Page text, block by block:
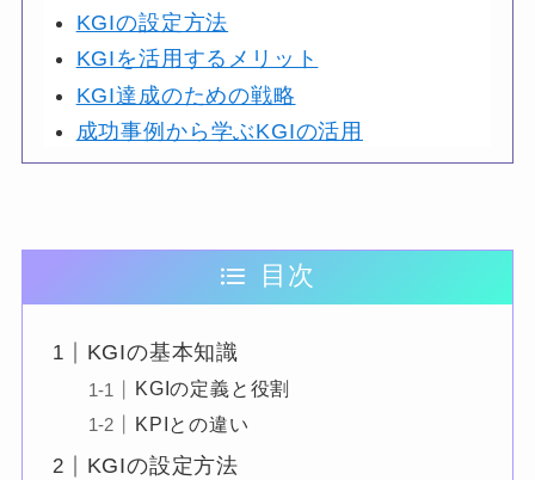
KGIの設定方法
KGIを活用するメリット
KGI達成のための戦略
成功事例から学ぶKGIの活用
目次
KGIの基本知識
KGIの定義と役割
KPIとの違い
KGIの設定方法